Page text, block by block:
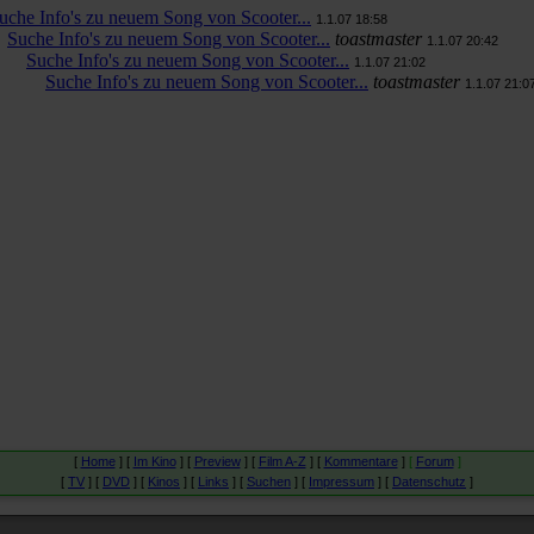
Info's zu neuem Song von Scooter... 1.1.07 18:58
Suche Info's zu neuem Song von Scooter... toastmaster 1.1.07 20:42
Suche Info's zu neuem Song von Scooter... 1.1.07 21:02
Suche Info's zu neuem Song von Scooter... toastmaster 1.1.07
[ Home] [ Im Kino] [ Preview] [ Film A-Z ] [ Kommentare] [ Forum]
[ TV ] [ DVD ] [ Kinos ] [ Links ] [ Suchen ] [ Impressum ] [ Datenschutz ]